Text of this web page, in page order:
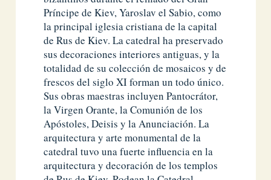
Príncipe de Kiev, Yaroslav el Sabio, como
la principal iglesia cristiana de la capital
de Rus de Kiev. La catedral ha preservado
sus decoraciones interiores antiguas, y la
totalidad de su colección de mosaicos y de
frescos del siglo XI forman un todo único.
Sus obras maestras incluyen Pantocrátor,
la Virgen Orante, la Comunión de los
Apóstoles, Deisis y la Anunciación. La
arquitectura y arte monumental de la
catedral tuvo una fuerte influencia en la
arquitectura y decoración de los templos